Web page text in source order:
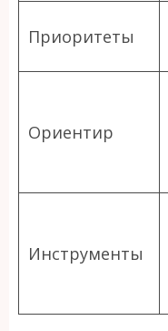
Приоритеты
Ориентир
Инструменты